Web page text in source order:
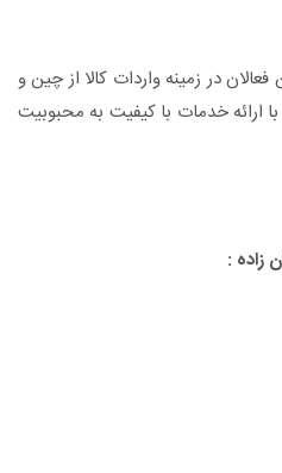
در زمینه واردات کالا از چین و
ارائه خدمات با کیفیت به محبوبیت
زاده :